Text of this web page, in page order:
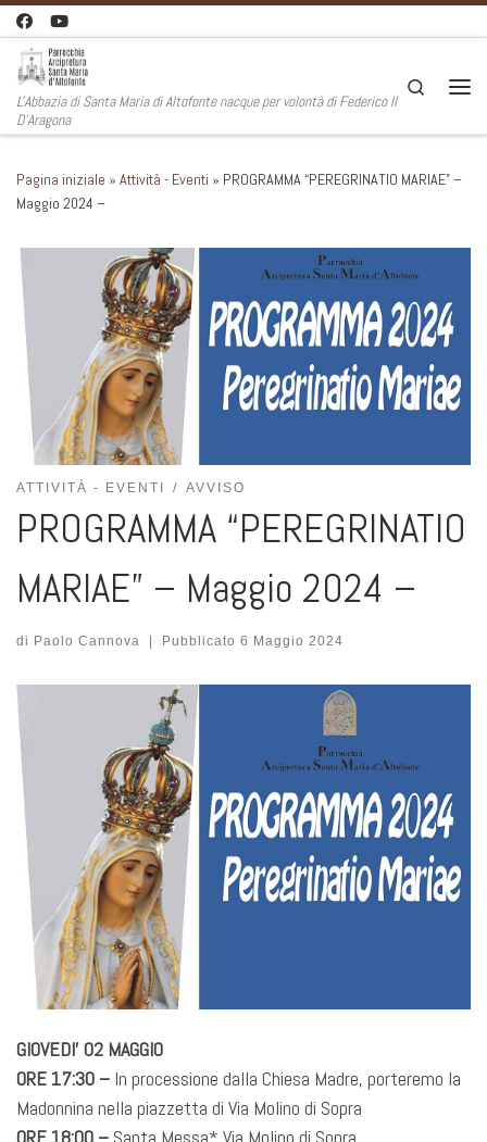
Passa al contenuto
L'Abbazia di Santa Maria di Altofonte nacque per volontà di Federico II
D'Aragona
Search
Pagina iniziale » Attività - Eventi » PROGRAMMA “PEREGRINATIO MARIAE” –
Maggio 2024 –
ATTIVITÀ - EVENTI AVVISO
PROGRAMMA “PEREGRINATIO
MARIAE” – Maggio 2024 –
di Paolo Cannova Pubblicato 6 Maggio 2024
GIOVEDI’ 02 MAGGIO
ORE 17:30 – In processione dalla Chiesa Madre, porteremo la
Madonnina nella piazzetta di Via Molino di Sopra
ORE 18:00 – Santa Messa* Via Molino di Sopra